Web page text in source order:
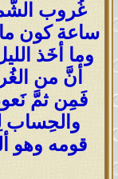
ساعة كون ما
وما أخَذ
فَمِن ثمَّ
والحِساب
قومه وهو